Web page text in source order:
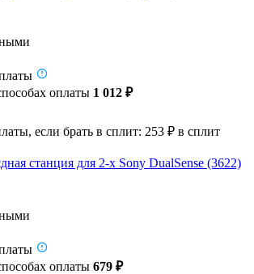
оплаты 1 012 ₽
если брать в сплит: 253 ₽ в сплит
станция для 2-х Sony DualSense (3622)
оплаты 679 ₽